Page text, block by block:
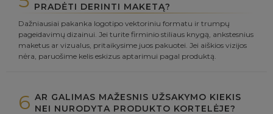
PRADĖTI DERINTI MAKETĄ?
Dažniausiai pakanka logotipo vektoriniu formatu ir trumpų
pageidavimų dizainui. Jei turite firminio stiliaus knygą, ankstesnius
maketus ar vizualus, pritaikysime juos pakuotei. Jei aiškios vizijos
nėra, paruošime kelis eskizus aptarimui pagal produktą.
6 AR GALIMAS MAŽESNIS UŽSAKYMO KIEKIS
NEI NURODYTA PRODUKTO KORTELĖJE?